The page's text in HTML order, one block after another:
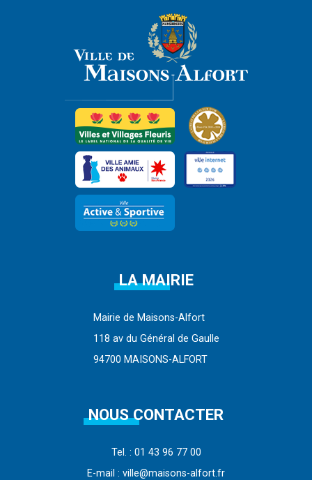
LA MAIRIE
Mairie de Maisons-Alfort
118 av du Général de Gaulle
94700 MAISONS-ALFORT
NOUS CONTACTER
Tel. : 01 43 96 77 00
E-mail : ville@maisons-alfort.fr